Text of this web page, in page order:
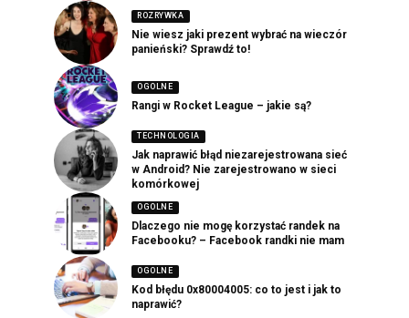
ROZRYWKA
Nie wiesz jaki prezent wybrać na wieczór
panieński? Sprawdź to!
OGOLNE
Rangi w Rocket League – jakie są?
TECHNOLOGIA
Jak naprawić błąd niezarejestrowana sieć
w Android? Nie zarejestrowano w sieci
komórkowej
OGOLNE
Dlaczego nie mogę korzystać randek na
Facebooku? – Facebook randki nie mam
OGOLNE
Kod błędu 0x80004005: co to jest i jak to
naprawić?